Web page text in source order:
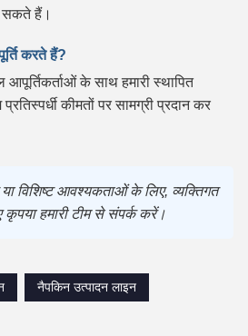
सकते हैं।
करते हैं?
आपूर्तिकर्ताओं के साथ हमारी स्थापित
कीमतों पर सामग्री प्रदान कर
या विशिष्ट आवश्यकताओं के लिए, व्यक्तिगत
कृपया हमारी टीम से संपर्क करें।
नैपकिन उत्पादन लाइन